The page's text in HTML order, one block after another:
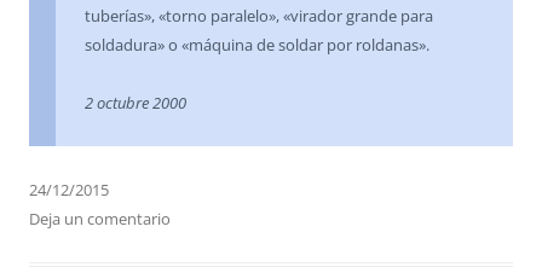
tuberías», «torno paralelo», «virador grande para
soldadura» o «máquina de soldar por roldanas».
2 octubre 2000
24/12/2015
Deja un comentario